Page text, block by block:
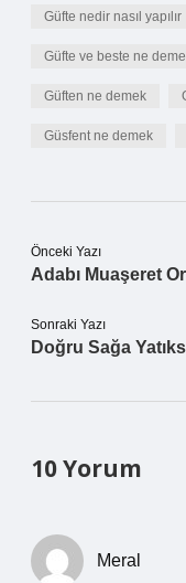
Güfte nedir nasıl yapılır
Güfte ve beste ne
Güften ne demek
Güsfent ne demek
Önceki Yazı
Adabı Muaşeret
Sonraki Yazı
Doğru Sağa
10 Yorum
Meral